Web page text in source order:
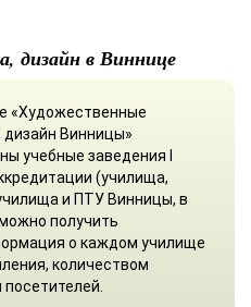
дизайн в Виннице
«Художественные
Винницы»
учебные заведения І
(училища,
и ПТУ Винницы, в
получить
о каждом училище
количеством